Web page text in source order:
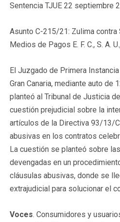
Sentencia TJUE 22 septiembre
Asunto C-215/21: Zulima
Medios de Pagos E. F. C., S. A.
El Juzgado de Primera
Gran Canaria, mediante auto de
planteó al Tribunal de Justicia de
cuestión prejudicial sobre la
artículos de la Directiva 93/13/
abusivas en los contratos
La cuestión se planteó sobre
devengadas en un
cláusulas abusivas, donde se
extrajudicial para solucionar el
Voces. Consumidores y